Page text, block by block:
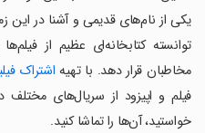
یکی از نام‌های قدیمی و آشنا در
توانسته کتابخانه‌ای عظیم از
مخاطبان قرار دهد. با تهیه اشتراک
فیلم و اپیزود از سریال‌های
خواستید، آن‌ها را تماشا کنید.